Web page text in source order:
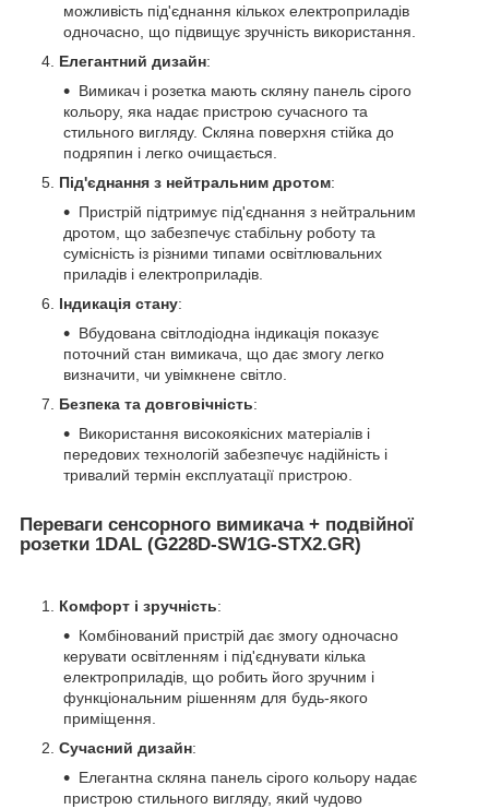
можливість під'єднання кількох електроприладів
одночасно, що підвищує зручність використання.
Елегантний дизайн:
Вимикач і розетка мають скляну панель сірого
кольору, яка надає пристрою сучасного та
стильного вигляду. Скляна поверхня стійка до
подряпин і легко очищається.
Під'єднання з нейтральним дротом:
Пристрій підтримує під'єднання з нейтральним
дротом, що забезпечує стабільну роботу та
сумісність із різними типами освітлювальних
приладів і електроприладів.
Індикація стану:
Вбудована світлодіодна індикація показує
поточний стан вимикача, що дає змогу легко
визначити, чи увімкнене світло.
Безпека та довговічність:
Використання високоякісних матеріалів і
передових технологій забезпечує надійність і
тривалий термін експлуатації пристрою.
Переваги сенсорного вимикача + подвійної
розетки 1DAL (G228D-SW1G-STX2.GR)
Комфорт і зручність:
Комбінований пристрій дає змогу одночасно
керувати освітленням і під'єднувати кілька
електроприладів, що робить його зручним і
функціональним рішенням для будь-якого
приміщення.
Сучасний дизайн:
Елегантна скляна панель сірого кольору надає
пристрою стильного вигляду, який чудово